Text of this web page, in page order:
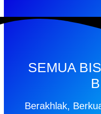
SEMUA
Berakhlak,